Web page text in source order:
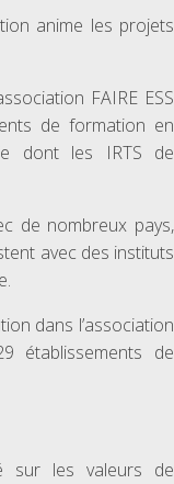
anime les projets
FAIRE ESS
de formation en
dont les IRTS de
de nombreux pays,
avec des instituts
dans l’association
établissements de
sur les valeurs de